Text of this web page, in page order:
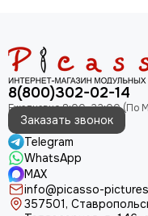
8(800)302-02-14
Заказать звонок
Telegram
WhatsApp
MAX
info@picasso-
357501,